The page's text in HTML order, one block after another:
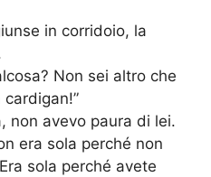
in corridoio, la
Non sei altro che
non avevo paura di lei.
era sola perché non
sola perché avete